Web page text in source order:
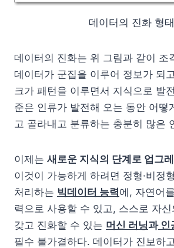
데이터의 진화 형태
데이터의 진화는 위 그림과 같이 조
데이터가 군집을 이루어 정보가 되
크가 패턴을 이루면서 지식으로 발
준은 인류가 발전해 오는 동안 어떻
고 골라내고 분류하는 충분히 많은
이제는 새로운 지식의 단계로 업그
이것이 가능하게 하려면 정형·비정
처리하는 빅데이터 능력에, 자연어
력으로 사용할 수 있고, 스스로 자
갖고 진화할 수 있는 머신 러닝과인
필수 불가결하다. 데이터가 진보하